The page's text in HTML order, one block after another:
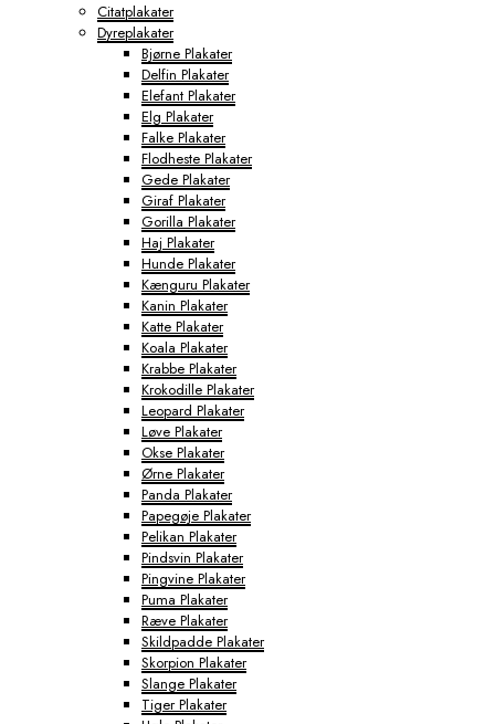
Citatplakater
Dyreplakater
Bjørne Plakater
Delfin Plakater
Elefant Plakater
Elg Plakater
Falke Plakater
Flodheste Plakater
Gede Plakater
Giraf Plakater
Gorilla Plakater
Haj Plakater
Hunde Plakater
Kænguru Plakater
Kanin Plakater
Katte Plakater
Koala Plakater
Krabbe Plakater
Krokodille Plakater
Leopard Plakater
Løve Plakater
Okse Plakater
Ørne Plakater
Panda Plakater
Papegøje Plakater
Pelikan Plakater
Pindsvin Plakater
Pingvine Plakater
Puma Plakater
Ræve Plakater
Skildpadde Plakater
Skorpion Plakater
Slange Plakater
Tiger Plakater